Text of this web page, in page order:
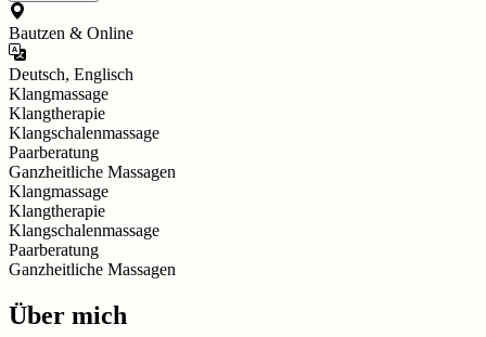
Bautzen & Online
Deutsch, Englisch
Klangmassage
Klangtherapie
Klangschalenmassage
Paarberatung
Ganzheitliche Massagen
Klangmassage
Klangtherapie
Klangschalenmassage
Paarberatung
Ganzheitliche Massagen
Über mich